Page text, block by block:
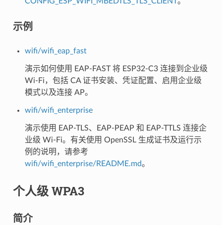
示例
wifi/wifi_eap_fast
演示如何使用 EAP-FAST 将 ESP32-C3 连接到企业级
Wi-Fi，包括 CA 证书安装、凭证配置、启用企业级
模式以及连接 AP。
wifi/wifi_enterprise
演示使用 EAP-TLS、EAP-PEAP 和 EAP-TTLS 连接企
业级 Wi-Fi。有关使用 OpenSSL 生成证书及运行示
例的说明，请参考
wifi/wifi_enterprise/README.md。
个人级 WPA3
简介